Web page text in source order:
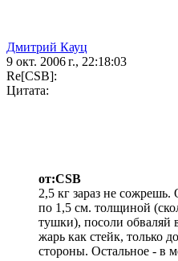
Дмитрий Кауц
9 окт. 2006 г., 22:18:03
Re[CSB]:
Цитата:
от:CSB
2,5 кг зараз не сожрешь.
по 1,5 см. толщиной
тушки), посоли обваляй
жарь как стейк, только
стороны. Остальное - в